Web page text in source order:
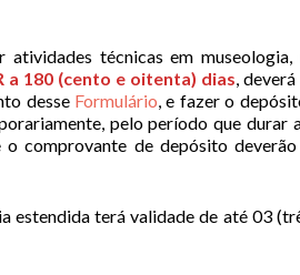
técnicas em
a 180 (cento e oitenta) dias,
desse Formulário, e fazer o
pelo período que durar
comprovante de depósito
estendida terá validade de até 03